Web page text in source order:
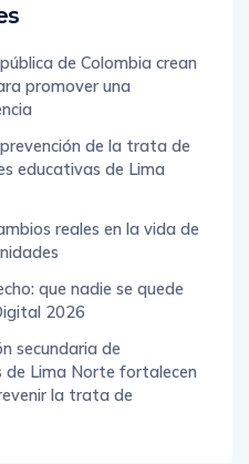
de Colombia crean
promover una
de la trata de
educativas de Lima
reales en la vida de
que nadie se quede
2026
secundaria de
de Lima Norte fortalecen
la trata de